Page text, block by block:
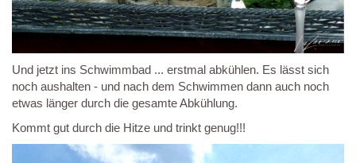
Und jetzt ins Schwimmbad ... erstmal abkühlen. Es lässt sich
noch aushalten - und nach dem Schwimmen dann auch noch
etwas länger durch die gesamte Abkühlung.
Kommt gut durch die Hitze und trinkt genug!!!